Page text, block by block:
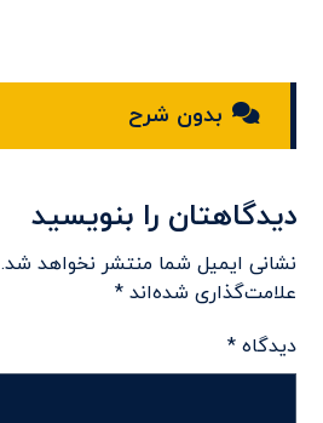
بدون شرح
دیدگاهتان را بنویسید
نشانی ایمیل شما منتشر نخواهد شد.
علامت‌گذاری شده‌اند*
دیدگاه*